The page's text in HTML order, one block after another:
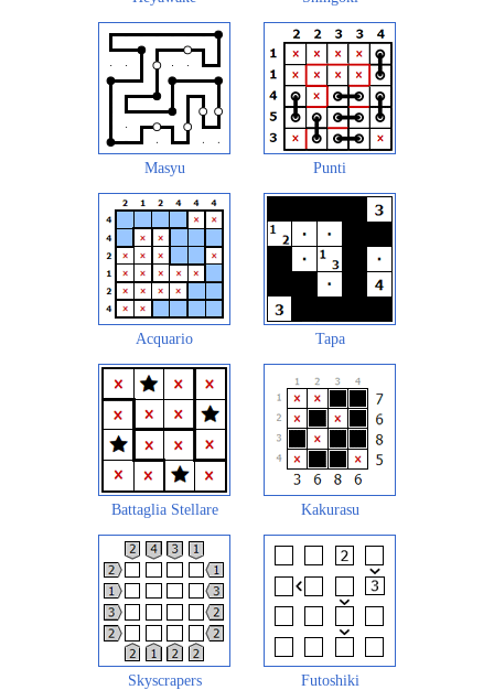
Masyu Punti
Acquario Tapa
Battaglia Stellare Kakurasu
Skyscrapers Futoshiki